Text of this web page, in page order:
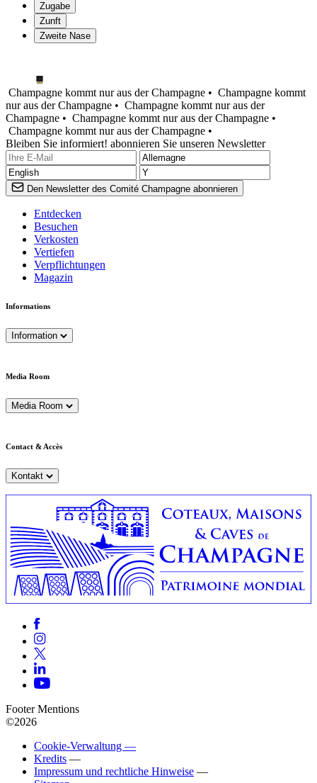
Zugabe
Zunft
Zweite Nase
Champagne kommt nur aus der Champagne • Champagne kommt
nur aus der Champagne • Champagne kommt nur aus der
Champagne • Champagne kommt nur aus der Champagne •
Champagne kommt nur aus der Champagne •
Bleiben Sie informiert! abonnieren Sie unseren Newsletter
Den Newsletter des Comité Champagne abonnieren
Entdecken
Besuchen
Verkosten
Vertiefen
Verpflichtungen
Magazin
Informations
Information
Media Room
Media Room
Contact & Accès
Kontakt
Footer Mentions
©2026
Cookie-Verwaltung —
Kredits —
Impressum und rechtliche Hinweise —